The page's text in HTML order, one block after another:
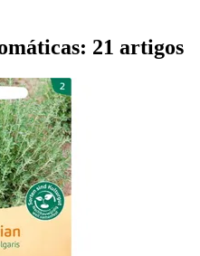
21 artigos